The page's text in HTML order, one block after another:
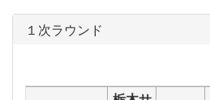
１次ラウンド